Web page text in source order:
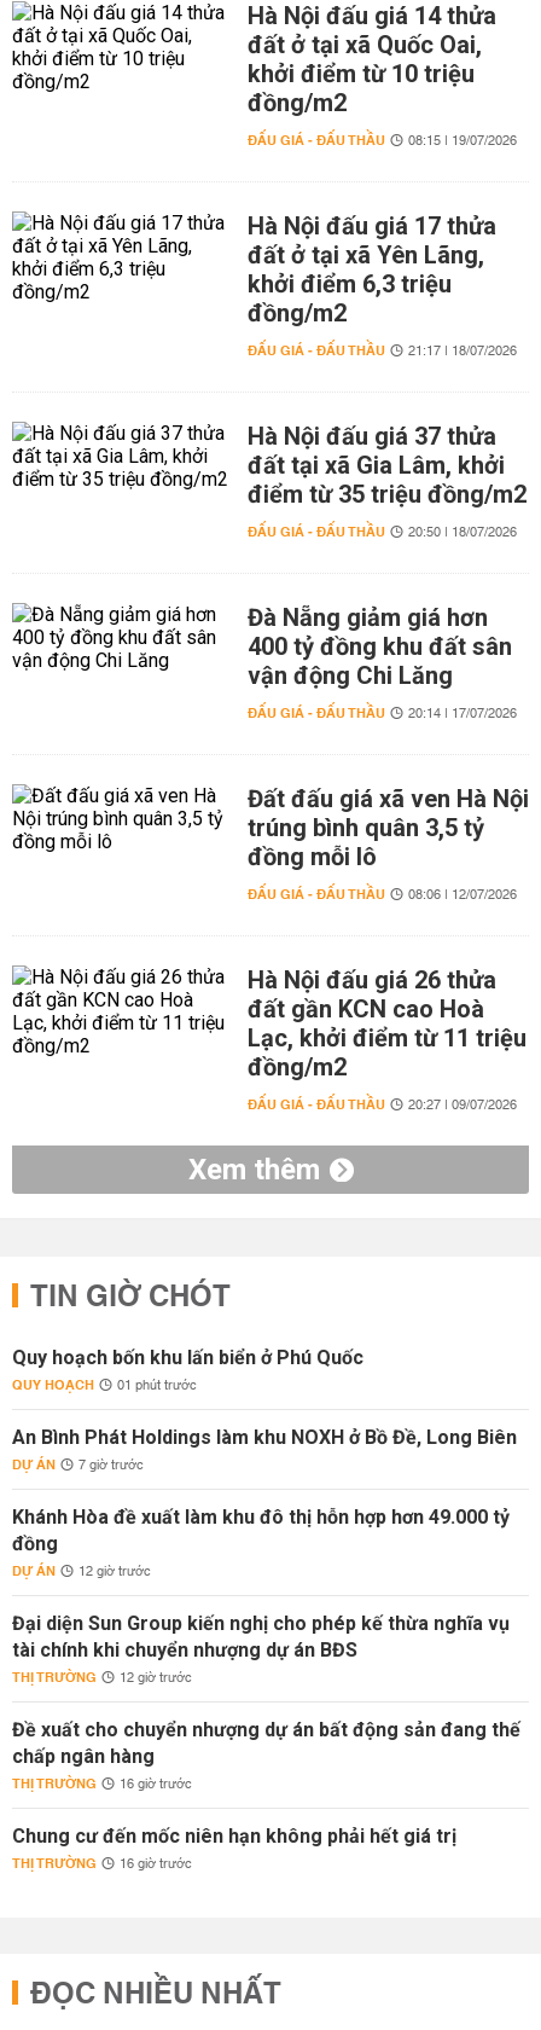
Hà Nội đấu giá 14 thửa
đất ở tại xã Quốc Oai,
khởi điểm từ 10 triệu
đồng/m2
ĐẤU GIÁ - ĐẤU THẦU 08:15 | 19/07/2026
Hà Nội đấu giá 17 thửa
đất ở tại xã Yên Lãng,
khởi điểm 6,3 triệu
đồng/m2
ĐẤU GIÁ - ĐẤU THẦU 21:17 | 18/07/2026
Hà Nội đấu giá 37 thửa
đất tại xã Gia Lâm, khởi
điểm từ 35 triệu đồng/m2
ĐẤU GIÁ - ĐẤU THẦU 20:50 | 18/07/2026
Đà Nẵng giảm giá hơn
400 tỷ đồng khu đất sân
vận động Chi Lăng
ĐẤU GIÁ - ĐẤU THẦU 20:14 | 17/07/2026
Đất đấu giá xã ven Hà Nội
trúng bình quân 3,5 tỷ
đồng mỗi lô
ĐẤU GIÁ - ĐẤU THẦU 08:06 | 12/07/2026
Hà Nội đấu giá 26 thửa
đất gần KCN cao Hoà
Lạc, khởi điểm từ 11 triệu
đồng/m2
ĐẤU GIÁ - ĐẤU THẦU 20:27 | 09/07/2026
Xem thêm
TIN GIỜ CHÓT
Quy hoạch bốn khu lấn biển ở Phú Quốc
QUY HOẠCH 01 phút trước
An Bình Phát Holdings làm khu NOXH ở Bồ Đề, Long Biên
DỰ ÁN 7 giờ trước
Khánh Hòa đề xuất làm khu đô thị hỗn hợp hơn 49.000 tỷ
đồng
DỰ ÁN 12 giờ trước
Đại diện Sun Group kiến nghị cho phép kế thừa nghĩa vụ
tài chính khi chuyển nhượng dự án BĐS
THỊ TRƯỜNG 12 giờ trước
Đề xuất cho chuyển nhượng dự án bất động sản đang thế
chấp ngân hàng
THỊ TRƯỜNG 16 giờ trước
Chung cư đến mốc niên hạn không phải hết giá trị
THỊ TRƯỜNG 16 giờ trước
ĐỌC NHIỀU NHẤT